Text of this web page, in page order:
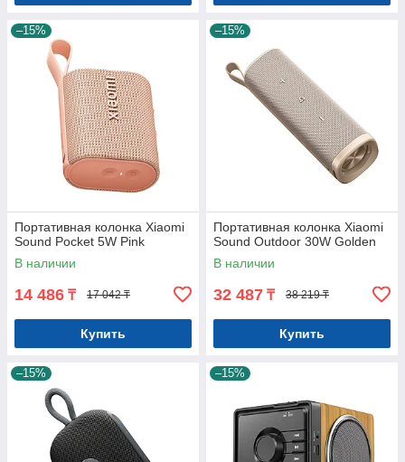
–15%
Портативная колонка Xiaomi
Sound Pocket 5W Pink
В наличии
14 486 ₸ 17 042 ₸
Купить
–15%
Портативная колонка Xiaomi
Sound Outdoor 30W Golden
В наличии
32 487 ₸ 38 219 ₸
Купить
–15% –15%